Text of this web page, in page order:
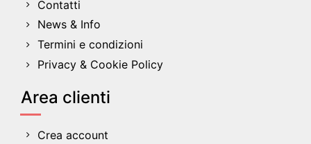
Contatti
News & Info
Termini e condizioni
Privacy & Cookie Policy
Area clienti
Crea account